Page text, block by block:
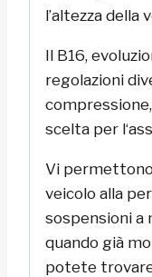
l’altezza della
Il B16,
regolazioni
scelta per
Vi
veicolo alla
sospensioni a
quando già
potete